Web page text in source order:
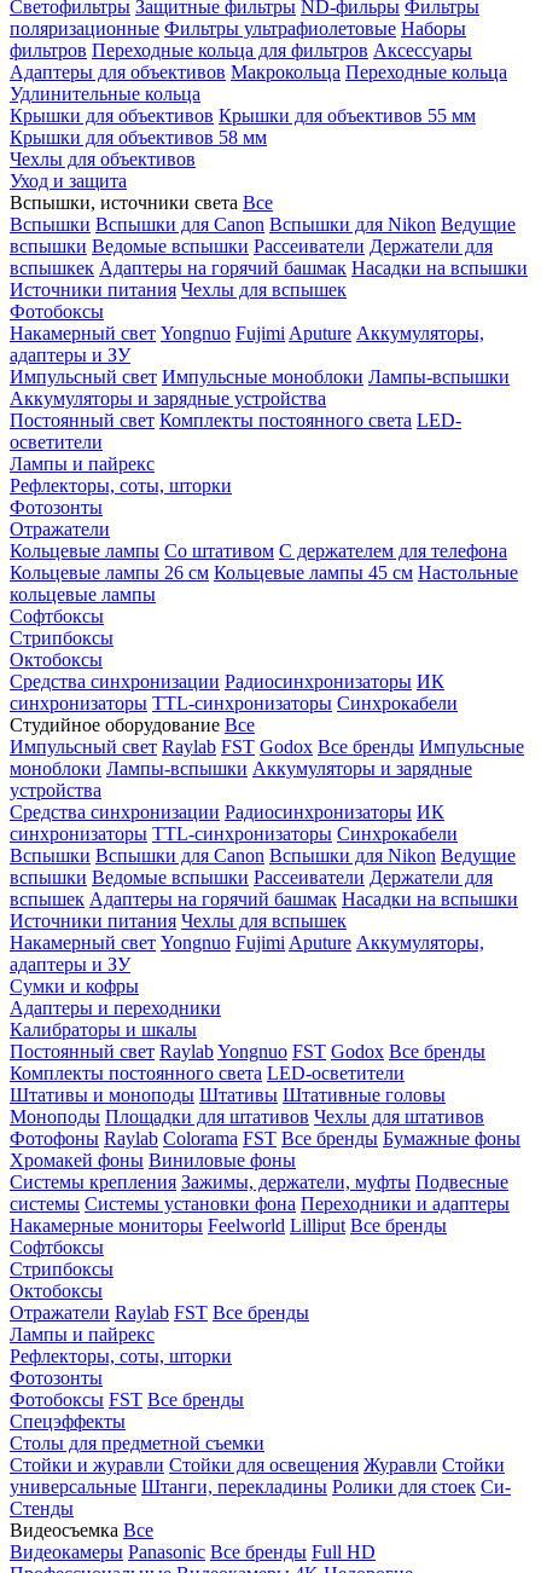
Светофильтры Защитные фильтры ND-фильры Фильтры
поляризационные Фильтры ультрафиолетовые Наборы
фильтров Переходные кольца для фильтров Аксессуары
Адаптеры для объективов Макрокольца Переходные кольца
Удлинительные кольца
Крышки для объективов Крышки для объективов 55 мм
Крышки для объективов 58 мм
Чехлы для объективов
Уход и защита
Вспышки, источники света Все
Вспышки Вспышки для Canon Вспышки для Nikon Ведущие
вспышки Ведомые вспышки Рассеиватели Держатели для
вспышкек Адаптеры на горячий башмак Насадки на вспышки
Источники питания Чехлы для вспышек
Фотобоксы
Накамерный свет Yongnuo Fujimi Aputure Аккумуляторы,
адаптеры и ЗУ
Импульсный свет Импульсные моноблоки Лампы-вспышки
Аккумуляторы и зарядные устройства
Постоянный свет Комплекты постоянного света LED-
осветители
Лампы и пайрекс
Рефлекторы, соты, шторки
Фотозонты
Отражатели
Кольцевые лампы Со штативом С держателем для телефона
Кольцевые лампы 26 см Кольцевые лампы 45 см Настольные
кольцевые лампы
Софтбоксы
Стрипбоксы
Октобоксы
Средства синхронизации Радиосинхронизаторы ИК
синхронизаторы TTL-синхронизаторы Синхрокабели
Студийное оборудование Все
Импульсный свет Raylab FST Godox Все бренды Импульсные
моноблоки Лампы-вспышки Аккумуляторы и зарядные
устройства
Средства синхронизации Радиосинхронизаторы ИК
синхронизаторы TTL-синхронизаторы Синхрокабели
Вспышки Вспышки для Canon Вспышки для Nikon Ведущие
вспышки Ведомые вспышки Рассеиватели Держатели для
вспышек Адаптеры на горячий башмак Насадки на вспышки
Источники питания Чехлы для вспышек
Накамерный свет Yongnuo Fujimi Aputure Аккумуляторы,
адаптеры и ЗУ
Сумки и кофры
Адаптеры и переходники
Калибраторы и шкалы
Постоянный свет RaylabYongnuo FST Godox Все бренды
Комплекты постоянного света LED-осветители
Штативы и моноподы Штативы Штативные головы
Моноподы Площадки для штативов Чехлы для штативов
Фотофоны Raylab Colorama FST Все бренды Бумажные фоны
Хромакей фоны Виниловые фоны
Системы крепления Зажимы, держатели, муфты Подвесные
системы Системы установки фона Переходники и адаптеры
Накамерные мониторы Feelworld Lilliput Все бренды
Софтбоксы
Стрипбоксы
Октобоксы
Отражатели Raylab FST Все бренды
Лампы и пайрекс
Рефлекторы, соты, шторки
Фотозонты
Фотобоксы FST Все бренды
Спецэффекты
Столы для предметной съемки
Стойки и журавли Стойки для освещения Журавли Стойки
универсальные Штанги, перекладины Ролики для стоек Си-
Стенды
Видеосъемка Все
Видеокамеры Panasonic Все бренды Full HD